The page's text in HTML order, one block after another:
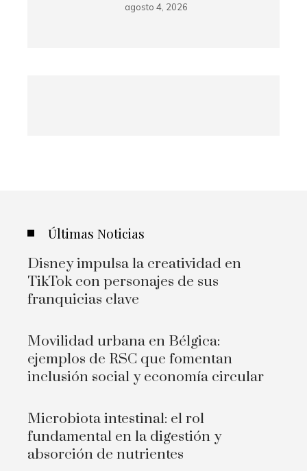
agosto 4, 2026
Últimas Noticias
Disney impulsa la creatividad en
TikTok con personajes de sus
franquicias clave
Movilidad urbana en Bélgica:
ejemplos de RSC que fomentan
inclusión social y economía circular
Microbiota intestinal: el rol
fundamental en la digestión y
absorción de nutrientes